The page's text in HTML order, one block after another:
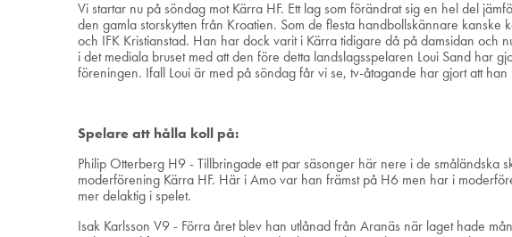
Vi startar nu på söndag mot Kärra HF. Ett lag som förändrat sig en hel del
den gamla storskytten från Kroatien. Som de flesta handbollskännare
och IFK Kristianstad. Han har dock varit i Kärra tidigare då på damsidan och
i det mediala bruset med att den före detta landslagsspelaren Loui Sand har
föreningen. Ifall Loui är med på söndag får vi se, tv-åtagande har gjort att
Spelare att hålla koll på:
Philip Otterberg H9 - Tillbringade ett par säsonger här nere i de småländska
moderförening Kärra HF. Här i Amo var han främst på H6 men har i
mer delaktig i spelet.
Isak Karlsson V9 - Förra året blev han utlånad från Aranäs när laget hade